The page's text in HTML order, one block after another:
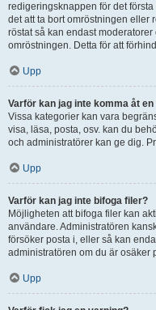
redigeringsknappen för det
det att ta bort omröstningen eller
röstat så kan endast
omröstningen. Detta för att
Upp
Varför kan jag inte komma åt
Vissa kategorier kan vara
visa, läsa, posta, osv. kan du
och administratörer kan ge dig.
Upp
Varför kan jag inte bifoga filer?
Möjligheten att bifoga filer kan
användare. Administratören
försöker posta i, eller så kan
administratören om du är osäker
Upp